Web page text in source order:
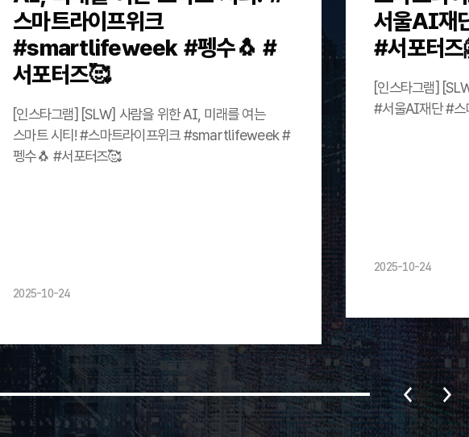
스마트라이프위크
#smartlifeweek #펭수🐧 #
서포터즈🥰
[인스타그램] [SLW] 사람을 위한 AI, 미래를 여는
스마트 시티! #스마트라이프위크 #smartlifeweek #
펭수🐧 #서포터즈🥰
2025-10-24
서울AI재
#서포터
[인스타그램]
#서울AI재단 #스
2025-10-24